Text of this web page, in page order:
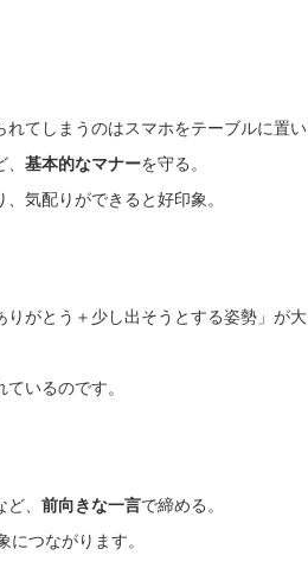
てしまうのはスマホをテーブルに置い
、基本的なマナーを守る。
気配りができると好印象。
がとう＋少し出そうとする姿勢」が大
いるのです。
ど、前向きな一言で締める。
つながります。